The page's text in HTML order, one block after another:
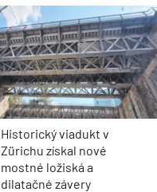
Historický viadukt v
Zürichu získal nové
mostné ložiská a
dilatačné závery